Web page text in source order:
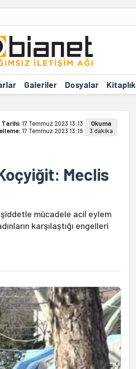
Galeriler Dosyalar Kitaplık
Tarihi: 17 Temmuz 2023 13:13
17 Temmuz 2023 13:19
Okuma
3 dakika
Meclis
mücadele acil eylem
karşılaştığı engelleri